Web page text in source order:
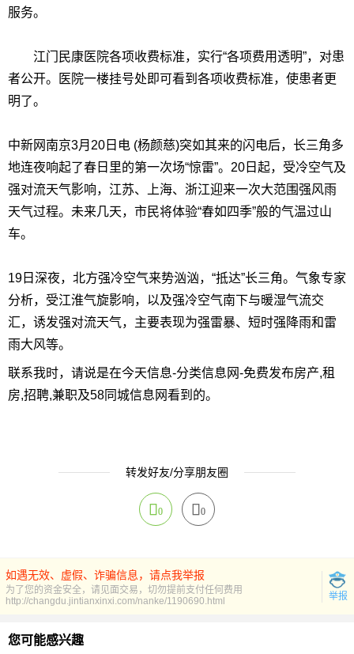
服务。
江门民康医院各项收费标准，实行“各项费用透明”，对患
者公开。医院一楼挂号处即可看到各项收费标准，使患者更
明了。
中新网南京3月20日电 (杨颜慈)突如其来的闪电后，长三角多
地连夜响起了春日里的第一次场“惊雷”。20日起，受冷空气及
强对流天气影响，江苏、上海、浙江迎来一次大范围强风雨
天气过程。未来几天，市民将体验“春如四季”般的气温过山
车。
19日深夜，北方强冷空气来势汹汹，“抵达”长三角。气象专家
分析，受江淮气旋影响，以及强冷空气南下与暖湿气流交
汇，诱发强对流天气，主要表现为强雷暴、短时强降雨和雷
雨大风等。
联系我时，请说是在今天信息-分类信息网-免费发布房产,租
房,招聘,兼职及58同城信息网看到的。
转发好友/分享朋友圈
0 0
如遇无效、虚假、诈骗信息，请点我举报
为了您的资金安全，请见面交易，切勿提前支付任何费用
举报
http://changdu.jintianxinxi.com/nanke/1190690.html
您可能感兴趣